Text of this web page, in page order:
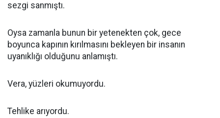
sezgi sanmıştı.
Oysa zamanla bunun bir yetenekten çok, gece
boyunca kapının kırılmasını bekleyen bir insanın
uyanıklığı olduğunu anlamıştı.
Vera, yüzleri okumuyordu.
Tehlike arıyordu.